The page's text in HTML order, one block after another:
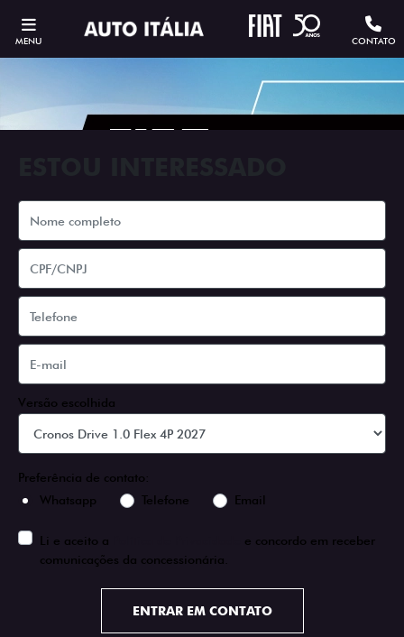
MENU CONTATO
Versão escolhida
Preferência de contato:
Whatsapp
Telefone Email
Li e aceito a
e concordo em receber
comunicações da concessionária.
ENTRAR EM CONTATO